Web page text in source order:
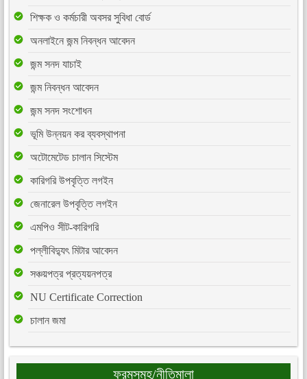
শিক্ষক ও কর্মচারী অবসর সুবিধা বোর্ড
অনলাইনে জন্ম নিবন্ধন আবেদন
জন্ম সনদ যাচাই
জন্ম নিবন্ধন আবেদন
জন্ম সনদ সংশোধন
ভূমি উন্নয়ন কর ব্যবস্থাপনা
অটোমেটেড চালান সিস্টেম
কারিগরি উপবৃত্তি লগইন
জেনারেল উপবৃত্তি লগইন
এমপিও সীট-কারিগরি
পল্লীবিদ্যুৎ মিটার আবেদন
সঞ্চয়পত্র প্রত্যয়নপত্র
NU Certificate Correction
চালান জমা
ফরমসমূহ/নীতিমালা